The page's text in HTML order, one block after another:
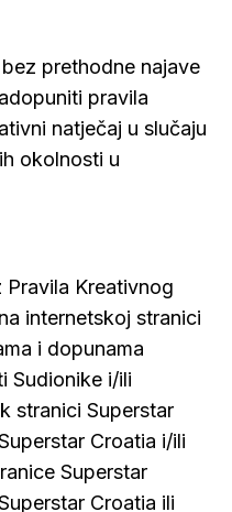
prethodne najave
pravila
natječaj u slučaju
okolnosti u
Pravila Kreativnog
internetskoj stranici
i dopunama
Sudionike i/ili
stranici Superstar
Croatia i/ili
Superstar
Croatia ili